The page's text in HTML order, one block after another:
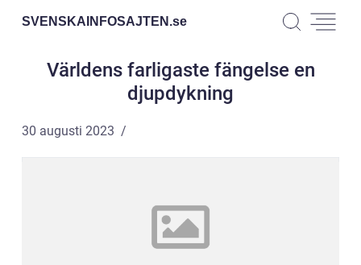
SVENSKAINFOSAJTEN.se
Världens farligaste fängelse en
djupdykning
30 augusti 2023